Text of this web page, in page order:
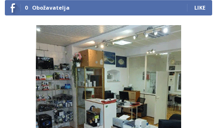
0 Obožavatelja LIKE